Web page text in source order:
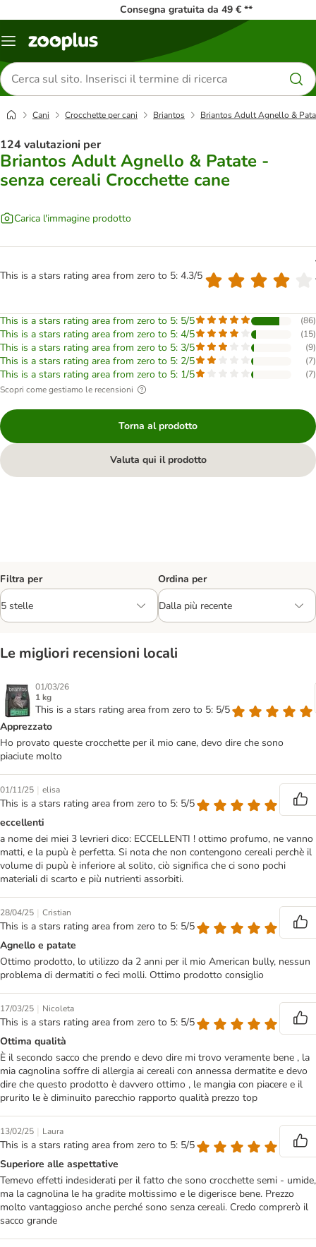
Consegna gratuita da 49 € **
Overview
Cerca
prodotti
Cani Crocchette per cani Briantos Briantos Adult Agnello &
124 valutazioni per
Briantos Adult Agnello & Patate -
senza cereali Crocchette cane
Carica l'immagine prodotto
This is a stars rating area from zero to 5: 4.3/5
This is a stars rating area from zero to 5: 5/5 (86)
This is a stars rating area from zero to 5: 4/5 (15)
This is a stars rating area from zero to 5: 3/5 (9)
This is a stars rating area from zero to 5: 2/5 (7)
This is a stars rating area from zero to 5: 1/5 (7)
Scopri come gestiamo le recensioni
Torna al prodotto
Valuta qui il prodotto
Filtra per Ordina per
Le migliori recensioni locali
01/03/26
1 kg
This is a stars rating area from zero to 5: 5/5
Apprezzato
Ho provato queste crocchette per il mio cane, devo dire che sono
piaciute molto
01/11/25 | elisa
This is a stars rating area from zero to 5: 5/5
eccellenti
a nome dei miei 3 levrieri dico: ECCELLENTI ! ottimo profumo, ne vanno
matti, e la pupù è perfetta. Si nota che non contengono cereali perchè il
volume di pupù è inferiore al solito, ciò significa che ci sono pochi
materiali di scarto e più nutrienti assorbiti.
28/04/25 | Cristian
This is a stars rating area from zero to 5: 5/5
Agnello e patate
Ottimo prodotto, lo utilizzo da 2 anni per il mio American bully, nessun
problema di dermatiti o feci molli. Ottimo prodotto consiglio
17/03/25 | Nicoleta
This is a stars rating area from zero to 5: 5/5
Ottima qualità
È il secondo sacco che prendo e devo dire mi trovo veramente bene , la
mia cagnolina soffre di allergia ai cereali con annessa dermatite e devo
dire che questo prodotto è davvero ottimo , le mangia con piacere e il
prurito le è diminuito parecchio rapporto qualità prezzo top
13/02/25 | Laura
This is a stars rating area from zero to 5: 5/5
Superiore alle aspettative
Temevo effetti indesiderati per il fatto che sono crocchette semi - umide,
ma la cagnolina le ha gradite moltissimo e le digerisce bene. Prezzo
molto vantaggioso anche perché sono senza cereali. Credo comprerò il
sacco grande